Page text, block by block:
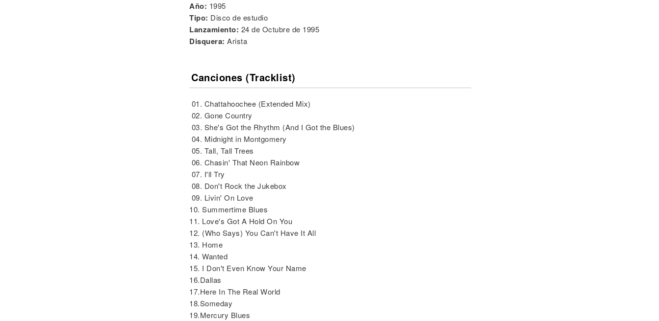
Año: 1995
Tipo: Disco de estudio
Lanzamiento: 24 de Octubre de 1995
Disquera:Arista
Canciones (Tracklist)
01. Chattahoochee (Extended Mix)
02. Gone Country
03. She's Got the Rhythm (And I Got the Blues)
04. Midnight in Montgomery
05. Tall, Tall Trees
06. Chasin' That Neon Rainbow
07. I'll Try
08. Don't Rock the Jukebox
09. Livin' On Love
10. Summertime Blues
11. Love's Got A Hold On You
12. (Who Says) You Can't Have It All
13. Home
14. Wanted
15. I Don't Even Know Your Name
16.Dallas
17.Here In The Real World
18.Someday
19.Mercury Blues